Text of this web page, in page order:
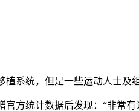
系统，但是一些运动人士及
方统计数据后发现：“非常